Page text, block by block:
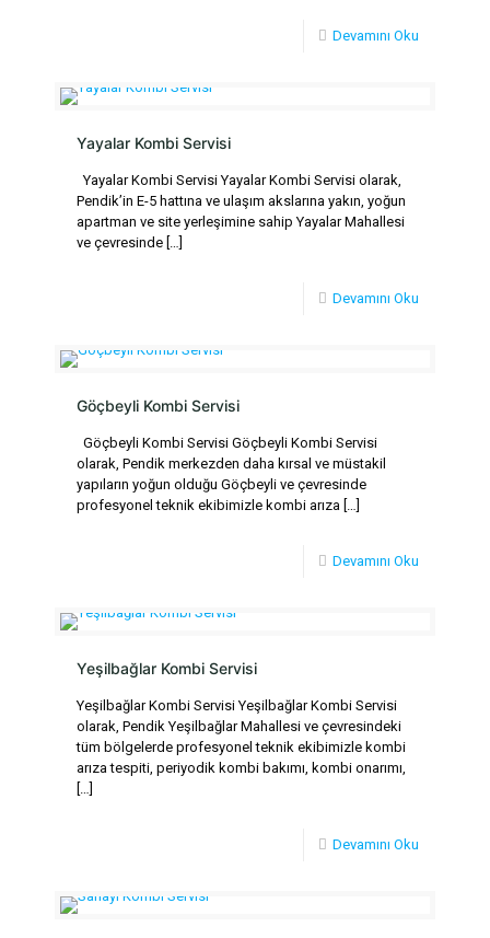
Devamını Oku
Yayalar Kombi Servisi
Yayalar Kombi Servisi Yayalar Kombi Servisi olarak,
Pendik’in E-5 hattına ve ulaşım akslarına yakın, yoğun
apartman ve site yerleşimine sahip Yayalar Mahallesi
ve çevresinde […]
Devamını Oku
Göçbeyli Kombi Servisi
Göçbeyli Kombi Servisi Göçbeyli Kombi Servisi
olarak, Pendik merkezden daha kırsal ve müstakil
yapıların yoğun olduğu Göçbeyli ve çevresinde
profesyonel teknik ekibimizle kombi arıza […]
Devamını Oku
Yeşilbağlar Kombi Servisi
Yeşilbağlar Kombi Servisi Yeşilbağlar Kombi Servisi
olarak, Pendik Yeşilbağlar Mahallesi ve çevresindeki
tüm bölgelerde profesyonel teknik ekibimizle kombi
arıza tespiti, periyodik kombi bakımı, kombi onarımı,
[…]
Devamını Oku